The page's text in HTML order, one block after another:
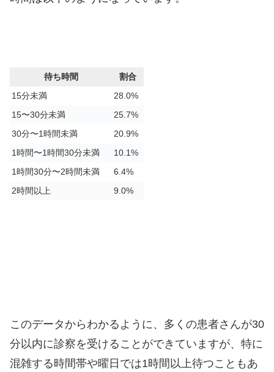
待ち時間
割合
15分未満
28.0%
15〜30分未満
25.7%
30分〜1時間未満
20.9%
1時間〜1時間30分未満
10.1%
1時間30分〜2時間未満
6.4%
2時間以上
9.0%
このデータからわかるように、多くの患者さんが30
分以内に診察を受けることができていますが、特に
混雑する時間帯や曜日では1時間以上待つこともあ